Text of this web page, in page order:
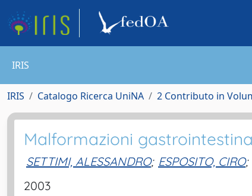
IRIS
IRIS Catalogo Ricerca UniNA 2 Contributo in
Malformazioni
SETTIMI, ALESSANDRO; ESPOSITO, CIRO;
2003